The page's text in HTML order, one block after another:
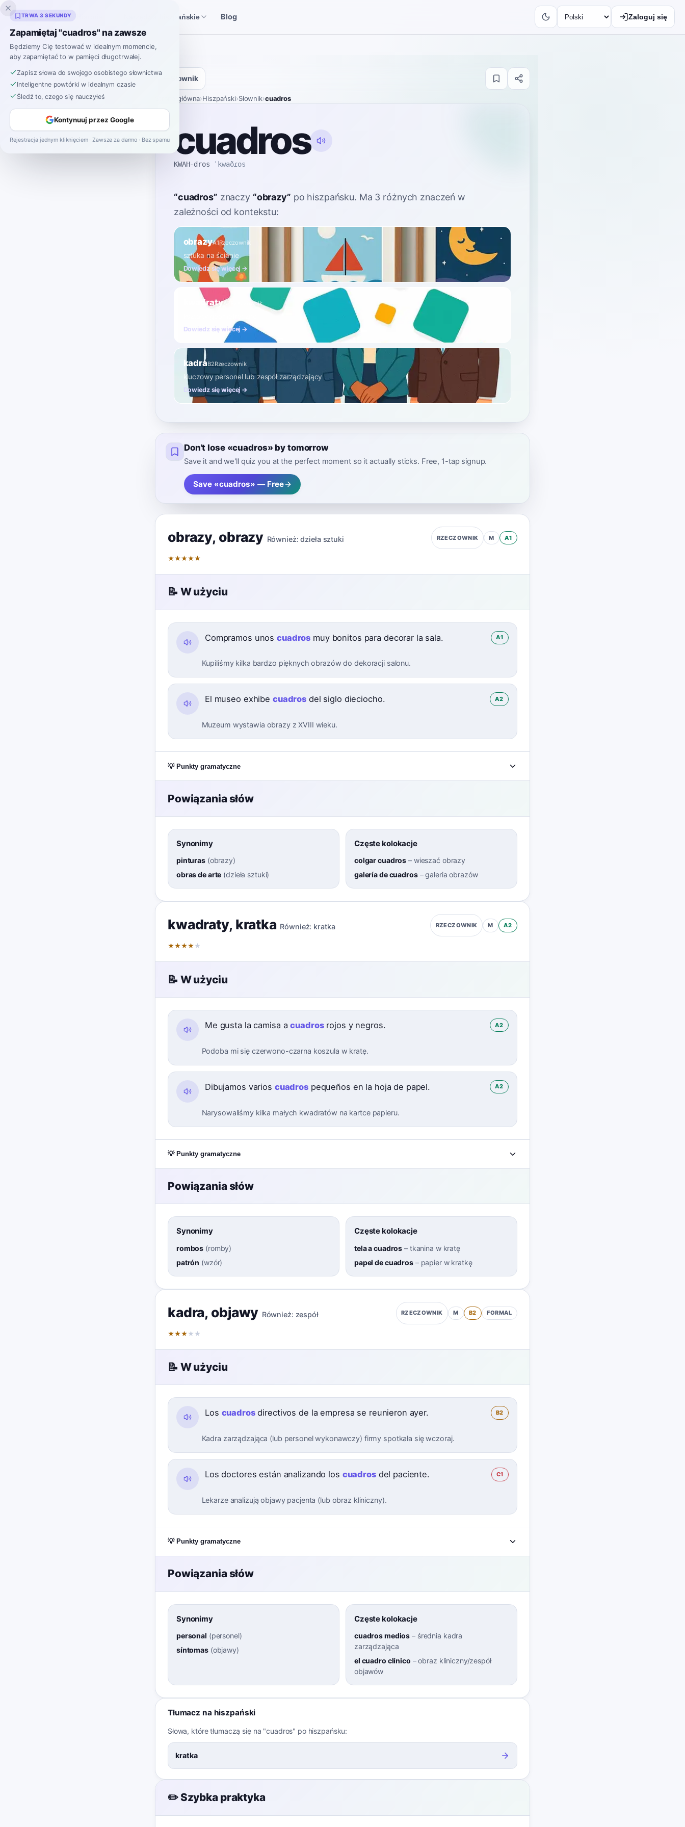
Inklingo Narzędzia hiszpańskie Blog Zaloguj się
Słownik
Strona główna›Hiszpański›Słownik›cuadros
cuadros
KWAH-dros ˈkwaðɾos
“cuadros” znaczy “obrazy” po hiszpańsku. Ma 3 różnych znaczeń w
zależności od kontekstu:
obrazyA1Rzeczownik
sztuka na ścianie
Dowiedz się więcej →
kwadratyA2 Rzeczownik
Dowiedz się więcej →
kadraB2Rzeczownik
kluczowy personel lub zespół zarządzający
Dowiedz się więcej →
Don't lose «cuadros» by tomorrow
Save it and we'll quiz you at the perfect moment so it actually sticks. Free, 1-tap signup.
Save «cuadros» — Free
obrazy, obrazy Również: dzieła sztuki RZECZOWNIK M A1
★★★★★
📝 W użyciu
Compramos unoscuadros muy bonitos para decorar la sala. A1
Kupiliśmy kilka bardzo pięknych obrazów do dekoracji salonu.
El museo exhibe cuadros del siglo dieciocho. A2
Muzeum wystawia obrazy z XVIII wieku.
💡 Punkty gramatyczne
Powiązania słów
Synonimy
pinturas(obrazy)
obras de arte (dzieła sztuki)
Częste kolokacje
colgar cuadros – wieszać obrazy
galería de cuadros–galeria obrazów
kwadraty, kratka Również: kratka RZECZOWNIK M A2
★★★★ ★
📝 W użyciu
Me gusta la camisa acuadrosrojos y negros. A2
Podoba mi się czerwono-czarna koszula w kratę.
Dibujamos varios cuadrospequeños en la hoja de papel. A2
Narysowaliśmy kilka małych kwadratów na kartce papieru.
💡 Punkty gramatyczne
Powiązania słów
Synonimy
rombos (romby)
patrón (wzór)
Częste kolokacje
tela a cuadros – tkanina w kratę
papel de cuadros– papier w kratkę
kadra, objawy Również: zespół RZECZOWNIK M B2 FORMAL
★★★ ★ ★
📝 W użyciu
Los cuadrosdirectivos de la empresa se reunieron ayer. B2
Kadra zarządzająca (lub personel wykonawczy) firmy spotkała się wczoraj.
Los doctores están analizando los cuadrosdel paciente. C1
Lekarze analizują objawy pacjenta (lub obraz kliniczny).
💡 Punkty gramatyczne
Powiązania słów
Synonimy
personal (personel)
síntomas(objawy)
Częste kolokacje
cuadros medios – średnia kadra
zarządzająca
el cuadro clínico –obraz kliniczny/zespół
objawów
Tłumacz na hiszpański
Słowa, które tłumaczą się na "cuadros" po hiszpańsku:
kratka
✏️ Szybka praktyka
TRWA 3 SEKUNDY
Zapamiętaj "cuadros" na zawsze
Będziemy Cię testować w idealnym momencie,
aby zapamiętać to w pamięci długotrwałej.
Zapisz słowa do swojego osobistego słownictwa
Inteligentne powtórki w idealnym czasie
Śledź to, czego się nauczyłeś
Kontynuuj przez Google
Rejestracja jednym kliknięciem · Zawsze za darmo · Bez spamu